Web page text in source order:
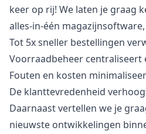
keer op rij! We laten je graag
alles-in-één
Tot 5x sneller bestellingen
Voorraadbeheer centraliseert
Fouten en kosten
De klanttevredenheid
Daarnaast vertellen we je
nieuwste ontwikkelingen